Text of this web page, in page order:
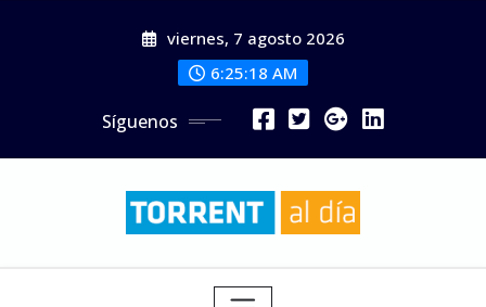
viernes, 7 agosto 2026
6:25:20 AM
Síguenos